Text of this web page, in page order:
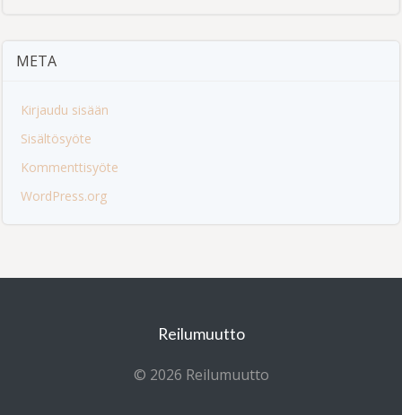
META
Kirjaudu sisään
Sisältösyöte
Kommenttisyöte
WordPress.org
Reilumuutto
© 2026 Reilumuutto